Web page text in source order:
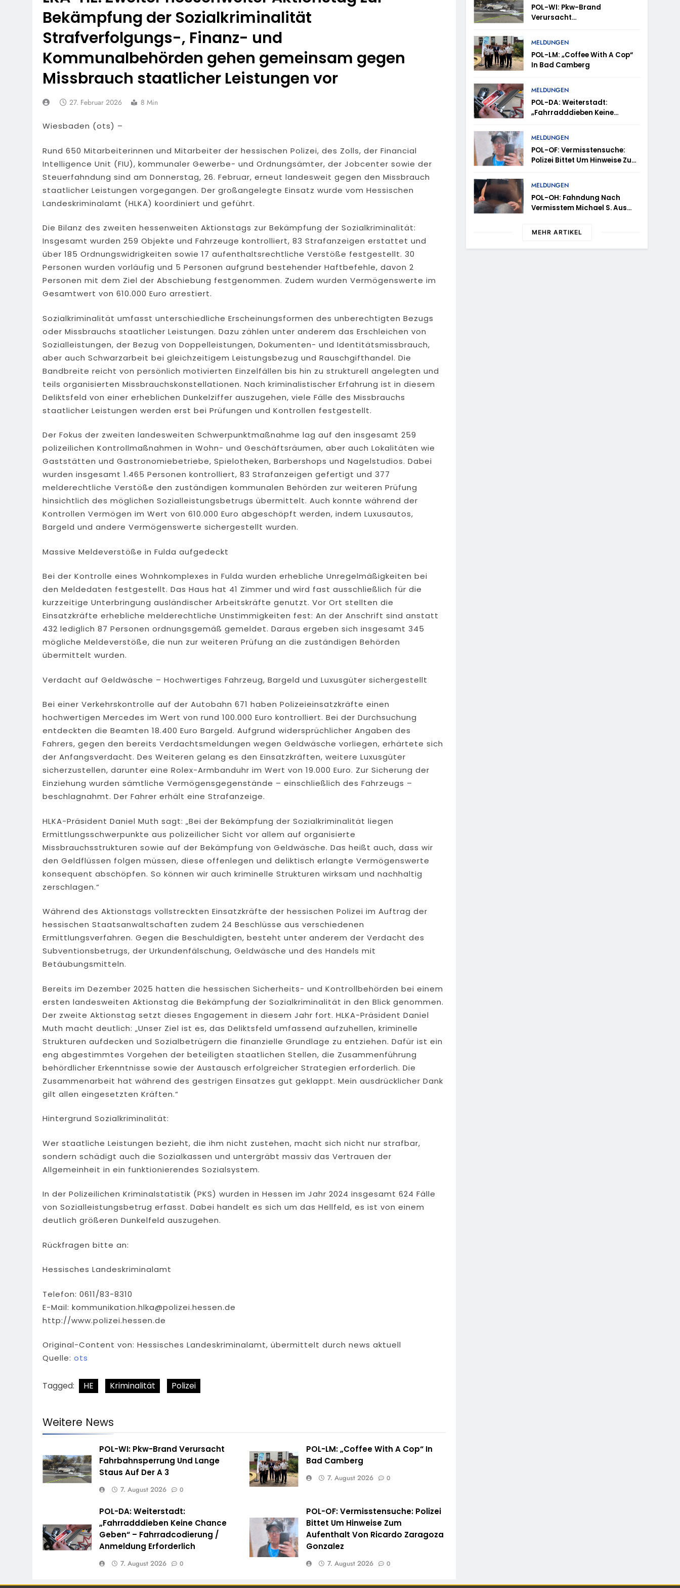
7. August 2026
POL-OH: Fahndung Nach Vermisstem Michael S. Aus Rotenburg A.d. Fulda
7. August 2026
HZA-F: Frankfurter Finanzkontrolle Schwarzarbeit Führt An Drei Tagen Kontrollen Im Gastro- Und Sicherheitsgewerbe
Durch
7. August 2026
POL-OH: 25 Jahre Polizeipräsidium Osthessen Jubiläumsfest Am Samstag, 15. August (11-18 Uhr)- Bürgerinnen Und Bürger
Erhalten Spannende Einblicke In Die Polizeiarbeit
Mittelhessen: MARBURG-BIEDENKOPF: Satz Räder Gefunden – Polizei Bittet Um Mithilfe
POL-OH: Die Polizeistation Lauterbach Hat Einen Neuen Leiter: Amtseinführung Von Markus Höfer
6. August 2026
POL-HR: Folgemeldung: 74-Jähriger Claus-Peter H. Weiterhin Vermisst – Erneute Veröffentlichung Eines Fotos
6. August 2026
Bekämpfung der Sozialkriminalität
Strafverfolgungs-, Finanz- und
Kommunalbehörden gehen gemeinsam gegen
Missbrauch staatlicher Leistungen vor
27. Februar 2026 8 Min
Wiesbaden (ots) –
Rund 650 Mitarbeiterinnen und Mitarbeiter der hessischen Polizei, des Zolls, der Financial
Intelligence Unit (FIU), kommunaler Gewerbe- und Ordnungsämter, der Jobcenter sowie der
Steuerfahndung sind am Donnerstag, 26. Februar, erneut landesweit gegen den Missbrauch
staatlicher Leistungen vorgegangen. Der großangelegte Einsatz wurde vom Hessischen
Landeskriminalamt (HLKA) koordiniert und geführt.
Die Bilanz des zweiten hessenweiten Aktionstags zur Bekämpfung der Sozialkriminalität:
Insgesamt wurden 259 Objekte und Fahrzeuge kontrolliert, 83 Strafanzeigen erstattet und
über 185 Ordnungswidrigkeiten sowie 17 aufenthaltsrechtliche Verstöße festgestellt. 30
Personen wurden vorläufig und 5 Personen aufgrund bestehender Haftbefehle, davon 2
Personen mit dem Ziel der Abschiebung festgenommen. Zudem wurden Vermögenswerte im
Gesamtwert von 610.000 Euro arrestiert.
Sozialkriminalität umfasst unterschiedliche Erscheinungsformen des unberechtigten Bezugs
oder Missbrauchs staatlicher Leistungen. Dazu zählen unter anderem das Erschleichen von
Sozialleistungen, der Bezug von Doppelleistungen, Dokumenten- und Identitätsmissbrauch,
aber auch Schwarzarbeit bei gleichzeitigem Leistungsbezug und Rauschgifthandel. Die
Bandbreite reicht von persönlich motivierten Einzelfällen bis hin zu strukturell angelegten und
teils organisierten Missbrauchskonstellationen. Nach kriminalistischer Erfahrung ist in diesem
Deliktsfeld von einer erheblichen Dunkelziffer auszugehen, viele Fälle des Missbrauchs
staatlicher Leistungen werden erst bei Prüfungen und Kontrollen festgestellt.
Der Fokus der zweiten landesweiten Schwerpunktmaßnahme lag auf den insgesamt 259
polizeilichen Kontrollmaßnahmen in Wohn- und Geschäftsräumen, aber auch Lokalitäten wie
Gaststätten und Gastronomiebetriebe, Spielotheken, Barbershops und Nagelstudios. Dabei
wurden insgesamt 1.465 Personen kontrolliert, 83 Strafanzeigen gefertigt und 377
melderechtliche Verstöße den zuständigen kommunalen Behörden zur weiteren Prüfung
hinsichtlich des möglichen Sozialleistungsbetrugs übermittelt. Auch konnte während der
Kontrollen Vermögen im Wert von 610.000 Euro abgeschöpft werden, indem Luxusautos,
Bargeld und andere Vermögenswerte sichergestellt wurden.
Massive Meldeverstöße in Fulda aufgedeckt
Bei der Kontrolle eines Wohnkomplexes in Fulda wurden erhebliche Unregelmäßigkeiten bei
den Meldedaten festgestellt. Das Haus hat 41 Zimmer und wird fast ausschließlich für die
kurzzeitige Unterbringung ausländischer Arbeitskräfte genutzt. Vor Ort stellten die
Einsatzkräfte erhebliche melderechtliche Unstimmigkeiten fest: An der Anschrift sind anstatt
432 lediglich 87 Personen ordnungsgemäß gemeldet. Daraus ergeben sich insgesamt 345
mögliche Meldeverstöße, die nun zur weiteren Prüfung an die zuständigen Behörden
übermittelt wurden.
Verdacht auf Geldwäsche – Hochwertiges Fahrzeug, Bargeld und Luxusgüter sichergestellt
Bei einer Verkehrskontrolle auf der Autobahn 671 haben Polizeieinsatzkräfte einen
hochwertigen Mercedes im Wert von rund 100.000 Euro kontrolliert. Bei der Durchsuchung
entdeckten die Beamten 18.400 Euro Bargeld. Aufgrund widersprüchlicher Angaben des
Fahrers, gegen den bereits Verdachtsmeldungen wegen Geldwäsche vorliegen, erhärtete sich
der Anfangsverdacht. Des Weiteren gelang es den Einsatzkräften, weitere Luxusgüter
sicherzustellen, darunter eine Rolex-Armbanduhr im Wert von 19.000 Euro. Zur Sicherung der
Einziehung wurden sämtliche Vermögensgegenstände – einschließlich des Fahrzeugs –
beschlagnahmt. Der Fahrer erhält eine Strafanzeige.
HLKA-Präsident Daniel Muth sagt: „Bei der Bekämpfung der Sozialkriminalität liegen
Ermittlungsschwerpunkte aus polizeilicher Sicht vor allem auf organisierte
Missbrauchsstrukturen sowie auf der Bekämpfung von Geldwäsche. Das heißt auch, dass wir
den Geldflüssen folgen müssen, diese offenlegen und deliktisch erlangte Vermögenswerte
konsequent abschöpfen. So können wir auch kriminelle Strukturen wirksam und nachhaltig
zerschlagen.“
Während des Aktionstags vollstreckten Einsatzkräfte der hessischen Polizei im Auftrag der
hessischen Staatsanwaltschaften zudem 24 Beschlüsse aus verschiedenen
Ermittlungsverfahren. Gegen die Beschuldigten, besteht unter anderem der Verdacht des
Subventionsbetrugs, der Urkundenfälschung, Geldwäsche und des Handels mit
Betäubungsmitteln.
Bereits im Dezember 2025 hatten die hessischen Sicherheits- und Kontrollbehörden bei einem
ersten landesweiten Aktionstag die Bekämpfung der Sozialkriminalität in den Blick genommen.
Der zweite Aktionstag setzt dieses Engagement in diesem Jahr fort. HLKA-Präsident Daniel
Muth macht deutlich: „Unser Ziel ist es, das Deliktsfeld umfassend aufzuhellen, kriminelle
Strukturen aufdecken und Sozialbetrügern die finanzielle Grundlage zu entziehen. Dafür ist ein
eng abgestimmtes Vorgehen der beteiligten staatlichen Stellen, die Zusammenführung
behördlicher Erkenntnisse sowie der Austausch erfolgreicher Strategien erforderlich. Die
Zusammenarbeit hat während des gestrigen Einsatzes gut geklappt. Mein ausdrücklicher Dank
gilt allen eingesetzten Kräften.“
Hintergrund Sozialkriminalität:
Wer staatliche Leistungen bezieht, die ihm nicht zustehen, macht sich nicht nur strafbar,
sondern schädigt auch die Sozialkassen und untergräbt massiv das Vertrauen der
Allgemeinheit in ein funktionierendes Sozialsystem.
In der Polizeilichen Kriminalstatistik (PKS) wurden in Hessen im Jahr 2024 insgesamt 624 Fälle
von Sozialleistungsbetrug erfasst. Dabei handelt es sich um das Hellfeld, es ist von einem
deutlich größeren Dunkelfeld auszugehen.
Rückfragen bitte an:
Hessisches Landeskriminalamt
Telefon: 0611/83-8310
E-Mail: kommunikation.hlka@polizei.hessen.de
http://www.polizei.hessen.de
Original-Content von: Hessisches Landeskriminalamt, übermittelt durch news aktuell
Quelle: ots
Tagged: HE Kriminalität Polizei
Weitere News
POL-WI: Pkw-Brand Verursacht
Fahrbahnsperrung Und Lange
Staus Auf Der A 3
7. August 2026 0
POL-LM: „Coffee With A Cop“ In
Bad Camberg
7. August 2026 0
POL-DA: Weiterstadt:
„Fahrradddieben Keine Chance
Geben“ – Fahrradcodierung /
Anmeldung Erforderlich
7. August 2026 0
POL-OF: Vermisstensuche: Polizei
Bittet Um Hinweise Zum
Aufenthalt Von Ricardo Zaragoza
Gonzalez
7. August 2026 0
POL-WI: Pkw-Brand
Verursacht
MELDUNGEN
POL-LM: „Coffee With A Cop“
In Bad Camberg
MELDUNGEN
POL-DA: Weiterstadt:
„Fahrradddieben Keine
Fahrradcodierung /
Anmeldung Erforderlich
MELDUNGEN
POL-OF: Vermisstensuche:
Polizei Bittet Um Hinweise Zum
Zaragoza Gonzalez
MELDUNGEN
POL-OH: Fahndung Nach
Vermisstem Michael S. Aus
MEHR ARTIKEL